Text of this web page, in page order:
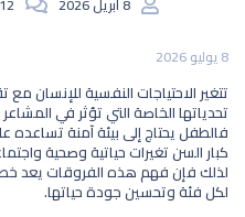
8 يوليو 2026
تتغير الاحتياجات النفسية للإنسان
تحدياتها الخاصة التي تؤثر في
فالطفل يحتاج إلى بيئة آمنة تساعده
كبار السن تغيرات حياتية وصحية
لذلك فإن فهم هذه الفروقات يعد
لكل فئة وتحسين جودة حياتها.